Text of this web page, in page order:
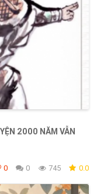
2000 NĂM VẪN
0 0 745 0.0